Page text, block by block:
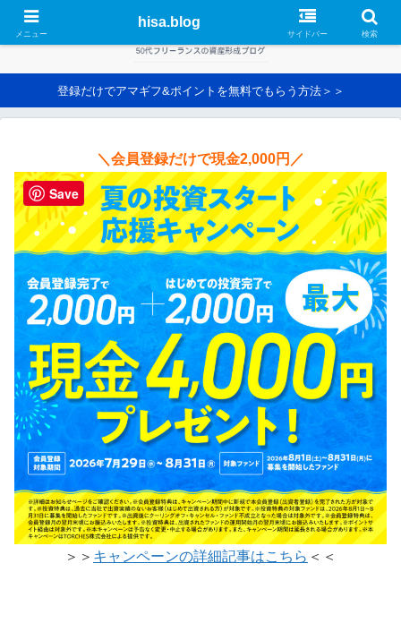
登録だけでアマギフ&ポイントを無料でもらう方法＞＞
＼会員登録だけで現金2,000円／
＞＞ キャンペーンの詳細記事はこちら ＜＜
メニュー
hisa.blog
サイドバー 検索
Save